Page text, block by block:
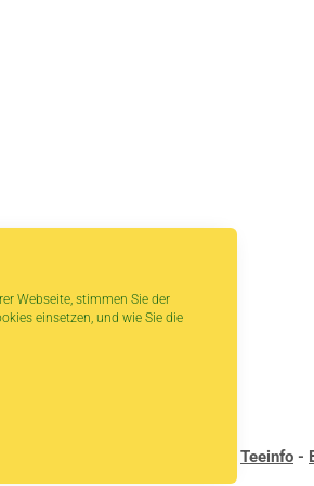
Webseite, stimmen Sie der
einsetzen, und wie Sie die
Teeinfo -